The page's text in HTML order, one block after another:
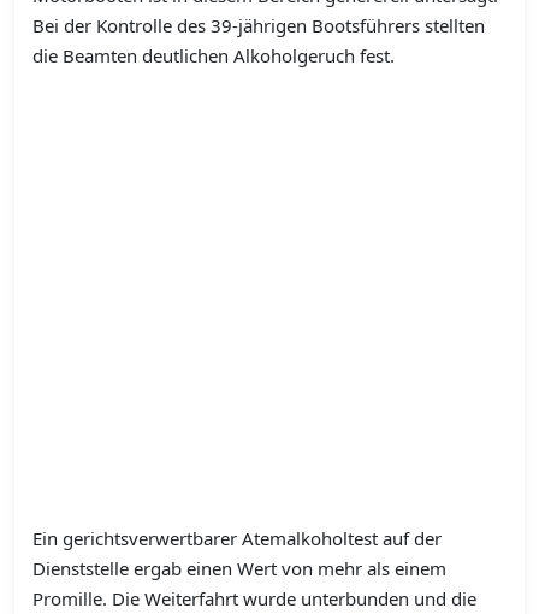
Bei der Kontrolle des 39-jährigen Bootsführers stellten
die Beamten deutlichen Alkoholgeruch fest.
Ein gerichtsverwertbarer Atemalkoholtest auf der
Dienststelle ergab einen Wert von mehr als einem
Promille. Die Weiterfahrt wurde unterbunden und die